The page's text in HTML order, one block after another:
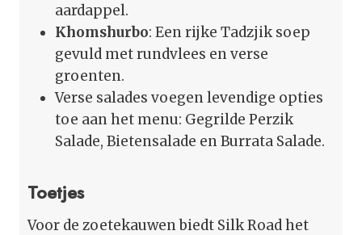
aardappel.
Khomshurbo: Een rijke Tadzjik soep
gevuld met rundvlees en verse
groenten.
Verse salades voegen levendige opties
toe aan het menu: Gegrilde Perzik
Salade, Bietensalade en Burrata Salade.
Toetjes
Voor de zoetekauwen biedt Silk Road het